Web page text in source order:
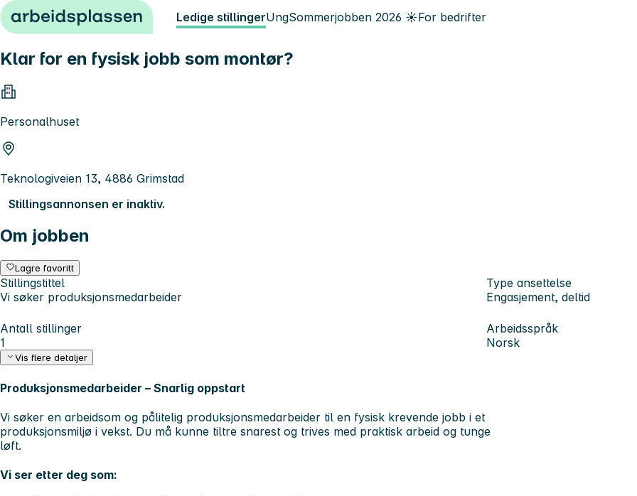
Hopp til innhold Ledige stillingerUngSommerjobben 2026 ☀️For bedrifter
Klar for en fysisk jobb som montør?
Personalhuset
Teknologiveien 13, 4886 Grimstad
Stillingsannonsen er inaktiv.
Om jobben
Lagre favoritt
Stillingstittel
Vi søker produksjonsmedarbeider
Type ansettelse
Engasjement, deltid
Antall stillinger
1
Arbeidsspråk
Norsk
Vis flere detaljer
Produksjonsmedarbeider – Snarlig oppstart
Vi søker en arbeidsom og pålitelig produksjonsmedarbeider til en fysisk krevende jobb i et
produksjonsmiljø i vekst. Du må kunne tiltre snarest og trives med praktisk arbeid og tunge
løft.
Vi ser etter deg som: